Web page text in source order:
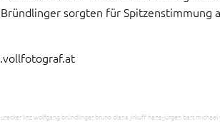
sorgten für Spitzenstimmung
linz wolfgang bründlinger bruno diana jirkuff hans-jürgen bart